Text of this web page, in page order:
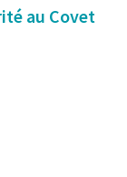
au Covet